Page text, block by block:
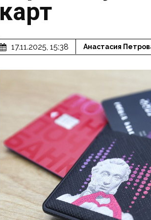
карт
17.11.2025, 15:38 Анастасия